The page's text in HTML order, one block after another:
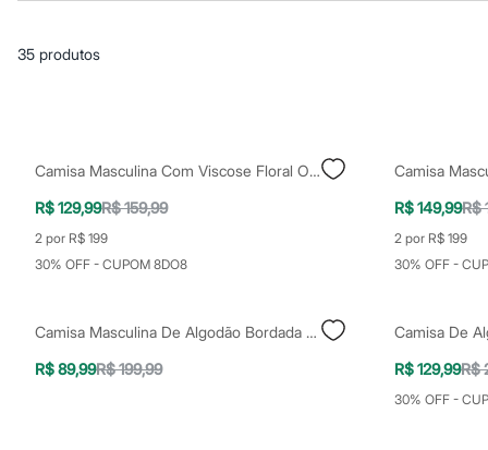
Casacos e Jaquetas
Macacões
Saias
Bonés e Chapéus
Bijoux
Cintos
Óculos
Relógios
Calçados
Sandálias
Sapatilhas
Tênis
35 produtos
Camisa Masculina Com Viscose Floral Off White
R$ 129,99R$ 159,99
2 por R$ 199
30% OFF - CUPOM 8DO8
R$ 149,99R$
2 por R$ 199
30% OFF -
Camisa Masculina De Algodão Bordada Floral Off White
R$ 89,99R$ 199,99
R$ 129,99R$
30% OFF -